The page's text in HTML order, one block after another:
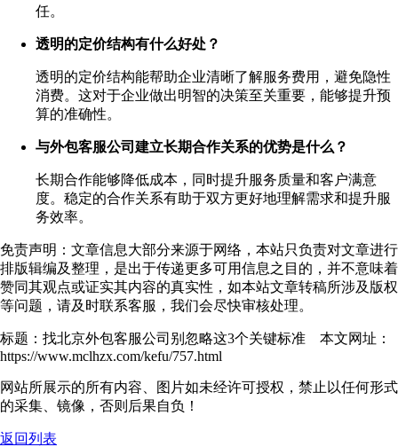
任。
透明的定价结构有什么好处？
透明的定价结构能帮助企业清晰了解服务费用，避免隐性
消费。这对于企业做出明智的决策至关重要，能够提升预
算的准确性。
与外包客服公司建立长期合作关系的优势是什么？
长期合作能够降低成本，同时提升服务质量和客户满意
度。稳定的合作关系有助于双方更好地理解需求和提升服
务效率。
免责声明：文章信息大部分来源于网络，本站只负责对文章进行
排版辑编及整理，是出于传递更多可用信息之目的，并不意味着
赞同其观点或证实其内容的真实性，如本站文章转稿所涉及版权
等问题，请及时联系客服，我们会尽快审核处理。
标题：找北京外包客服公司别忽略这3个关键标准 本文网址：
https://www.mclhzx.com/kefu/757.html
网站所展示的所有内容、图片如未经许可授权，禁止以任何形式
的采集、镜像，否则后果自负！
返回列表